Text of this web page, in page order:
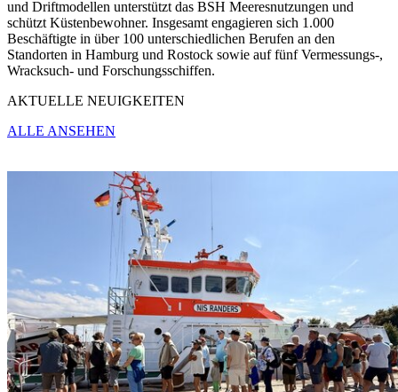
und Driftmodellen unterstützt das BSH Meeresnutzungen und
schützt Küstenbewohner. Insgesamt engagieren sich 1.000
Beschäftigte in über 100 unterschiedlichen Berufen an den
Standorten in Hamburg und Rostock sowie auf fünf Vermessungs-,
Wracksuch- und Forschungsschiffen.
AKTUELLE NEUIGKEITEN
ALLE ANSEHEN